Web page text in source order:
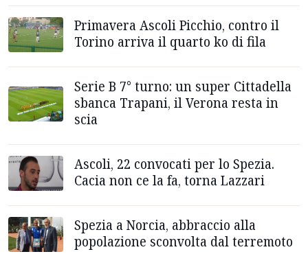
Primavera Ascoli Picchio, contro il
Torino arriva il quarto ko di fila
Serie B 7° turno: un super Cittadella
sbanca Trapani, il Verona resta in
scia
Ascoli, 22 convocati per lo Spezia.
Cacia non ce la fa, torna Lazzari
Spezia a Norcia, abbraccio alla
popolazione sconvolta dal terremoto